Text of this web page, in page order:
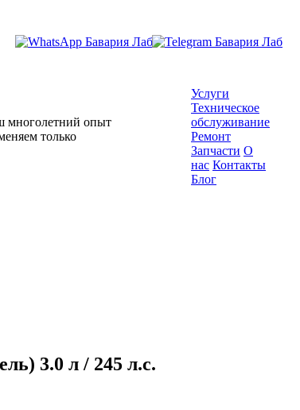
многолетний опыт
только
Услуги
Техническое
обслуживание
Ремонт
Запчасти О
нас Контакты
Блог
3.0 л / 245 л.с.